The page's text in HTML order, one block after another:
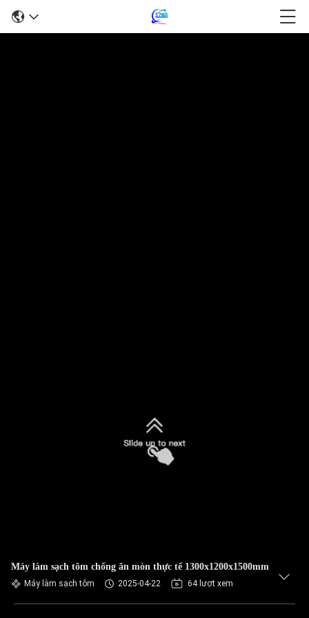
Máy làm sạch tôm chống ăn mòn thực tế 1300x1200x1500mm
Máy làm sạch tôm 2025-04-22 64 lượt xem